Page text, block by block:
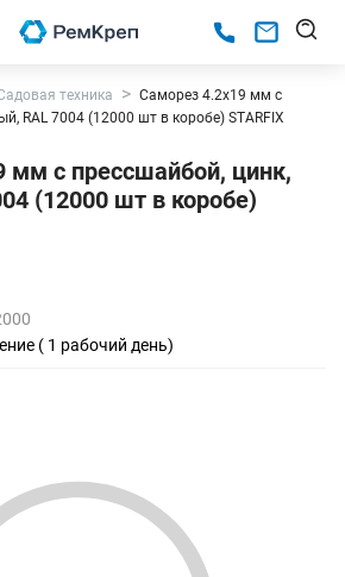
техника
Саморез 4.2х19 мм с
RAL 7004 (12000 шт в коробе) STARFIX
мм с прессшайбой, цинк,
(12000 шт в коробе)
( 1 рабочий день)